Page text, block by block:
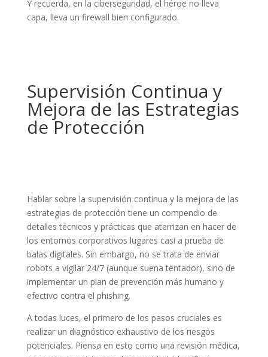
Y recuerda, en la ciberseguridad, el héroe no lleva
capa, lleva un firewall bien configurado.
Supervisión Continua y
Mejora de las Estrategias
de Protección
Hablar sobre la supervisión continua y la mejora de las
estrategias de protección tiene un compendio de
detalles técnicos y prácticas que aterrizan en hacer de
los entornos corporativos lugares casi a prueba de
balas digitales. Sin embargo, no se trata de enviar
robots a vigilar 24/7 (aunque suena tentador), sino de
implementar un plan de prevención más humano y
efectivo contra el phishing.
A todas luces, el primero de los pasos cruciales es
realizar un diagnóstico exhaustivo de los riesgos
potenciales. Piensa en esto como una revisión médica,